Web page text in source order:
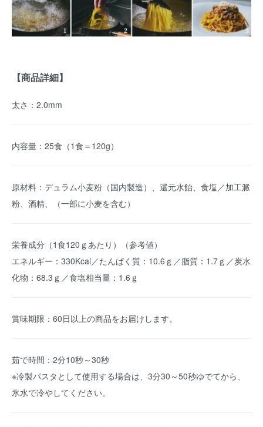
【商品詳細】
太さ：2.0mm
内容量：25食（1食＝120g）
原材料：デュラム小麦粉（国内製造）、還元水飴、食塩／加工澱
粉、酒精、（一部に小麦を含む）
栄養成分（1食120ｇあたり）（参考値）
エネルギー：330Kcal／たんぱく質：10.6ｇ／脂質：1.7ｇ／炭水
化物：68.3ｇ／食塩相当量：1.6ｇ
賞味期限：60日以上の商品をお届けします。
茹で時間：2分10秒～30秒
※冷製パスタとして使用する場合は、3分30～50秒ゆでてから、
氷水で冷やしてください。